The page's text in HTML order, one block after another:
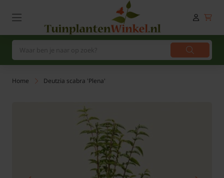
Home Deutzia scabra 'Plena'